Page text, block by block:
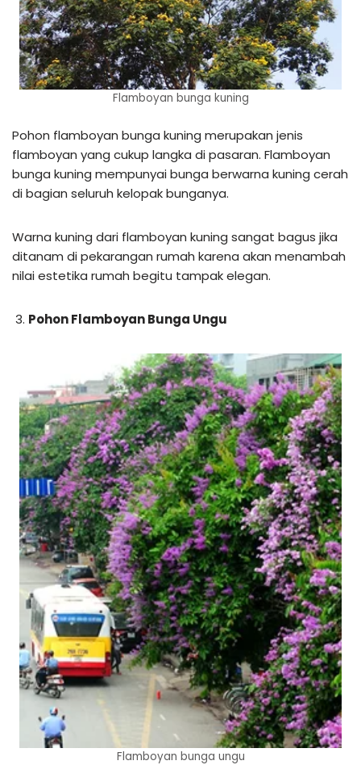
Flamboyan bunga kuning
Pohon flamboyan bunga kuning merupakan jenis
flamboyan yang cukup langka di pasaran. Flamboyan
bunga kuning mempunyai bunga berwarna kuning cerah
di bagian seluruh kelopak bunganya.
Warna kuning dari flamboyan kuning sangat bagus jika
ditanam di pekarangan rumah karena akan menambah
nilai estetika rumah begitu tampak elegan.
Pohon Flamboyan Bunga Ungu
Flamboyan bunga ungu